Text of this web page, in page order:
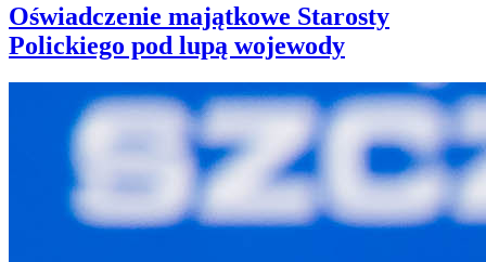
Oświadczenie majątkowe Starosty
Polickiego pod lupą wojewody